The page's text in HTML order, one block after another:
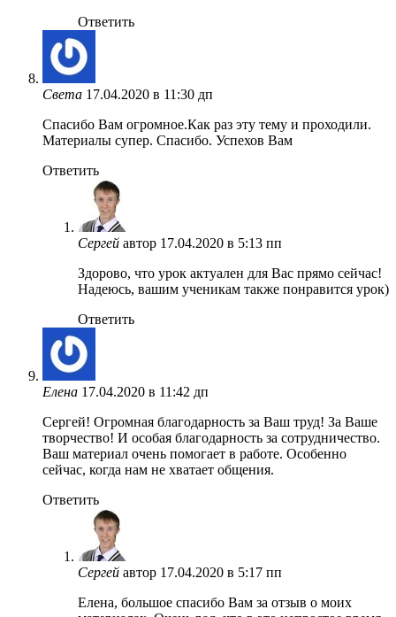
Ответить
Света 17.04.2020 в 11:30 дп
Спасибо Вам огромное.Как раз эту тему и проходили.
Материалы супер. Спасибо. Успехов Вам
Ответить
Сергей автор 17.04.2020 в 5:13 пп
Здорово, что урок актуален для Вас прямо сейчас!
Надеюсь, вашим ученикам также понравится урок)
Ответить
Елена 17.04.2020 в 11:42 дп
Сергей! Огромная благодарность за Ваш труд! За Ваше
творчество! И особая благодарность за сотрудничество.
Ваш материал очень помогает в работе. Особенно
сейчас, когда нам не хватает общения.
Ответить
Сергей автор 17.04.2020 в 5:17 пп
Елена, большое спасибо Вам за отзыв о моих